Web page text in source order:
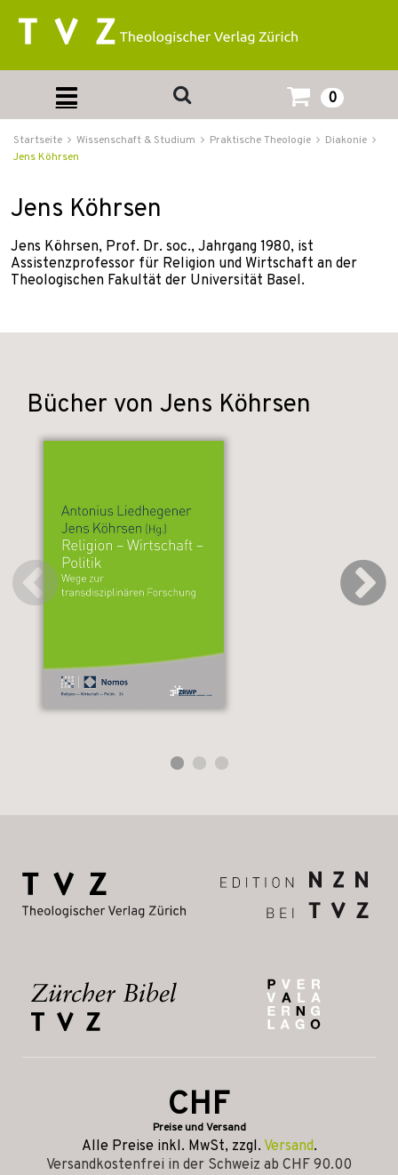
0
Startseite Wissenschaft & Studium Praktische Theologie
Diakonie
Jens Köhrsen
Jens Köhrsen
Jens Köhrsen, Prof. Dr. soc., Jahrgang 1980, ist
Assistenzprofessor für Religion und Wirtschaft an der
Theologischen Fakultät der Universität Basel.
Bücher von Jens Köhrsen
CHF
Preise und Versand
Alle Preise inkl. MwSt, zzgl. Versand.
Versandkostenfrei in der Schweiz ab CHF 90.00